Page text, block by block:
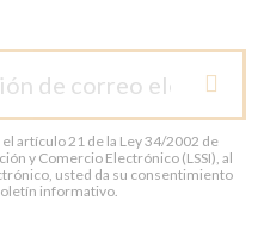
artículo 21 de la Ley 34/2002 de
y Comercio Electrónico (LSSI), al
usted da su consentimiento
informativo.